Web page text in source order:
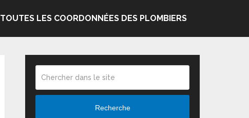
TOUTES LES COORDONNÉES DES PLOMBIERS
Recherche